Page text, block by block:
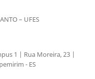
– UFES
1 | Rua Moreira, 23 |
- ES